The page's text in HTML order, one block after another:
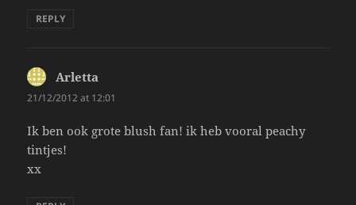
REPLY
Arletta
21/12/2012 at 12:01
Ik ben ook grote blush fan! ik heb vooral peachy
tintjes!
xx